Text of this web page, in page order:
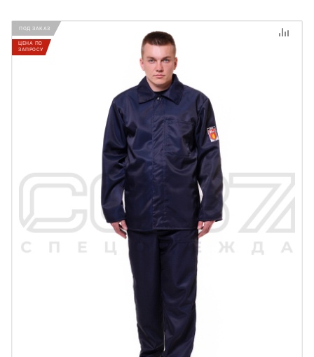
ПОД ЗАКАЗ
ЦЕНА ПО
ЗАПРОСУ